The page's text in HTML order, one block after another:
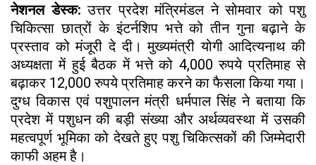
नेशनल डेस्क:उत्तर प्रदेश मंत्रिमंडल ने सोमवार को पशु
चिकित्सा छात्रों के इंटर्नशिप भत्ते को तीन गुना बढ़ाने के
प्रस्ताव को मंजूरी दे दी। मुख्यमंत्री योगी आदित्यनाथ की
अध्यक्षता में हुई बैठक में भत्ते को 4,000 रुपये प्रतिमाह से
बढ़ाकर 12,000 रुपये प्रतिमाह करने का फैसला किया गया।
दुग्ध विकास एवं पशुपालन मंत्री धर्मपाल सिंह ने बताया कि
प्रदेश में पशुधन की बड़ी संख्या और अर्थव्यवस्था में उसकी
महत्वपूर्ण भूमिका को देखते हुए पशु चिकित्सकों की जिम्मेदारी
काफी अहम है।